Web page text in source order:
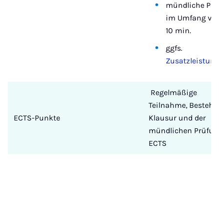
mündliche
im Umfang
10 min.
ggfs.
ECTS-Punkte
Regelmäßige
Teilnahme,
Klausur und der
mündlichen
ECTS